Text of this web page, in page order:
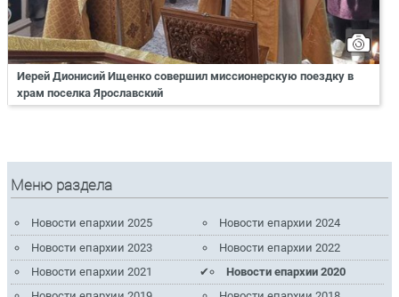
Иерей Дионисий Ищенко совершил миссионерскую поездку в
храм поселка Ярославский
Меню раздела
Новости епархии 2025
Новости епархии 2024
Новости епархии 2023
Новости епархии 2022
Новости епархии 2021
Новости епархии 2020